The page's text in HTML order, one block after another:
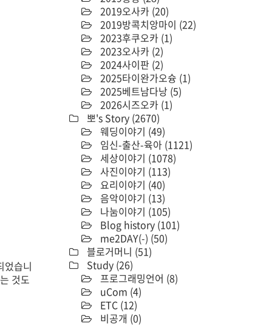
었습니
것도
2019오사카 (20)
2019방콕치앙마이 (22)
2023후쿠오카 (1)
2023오사카 (2)
2024사이판 (2)
2025타이완가오슝 (1)
2025베트남다낭 (5)
2026시즈오카 (1)
뽀's Story (2670)
웨딩이야기 (49)
임신-출산-육아 (1121)
세상이야기 (1078)
사진이야기 (113)
요리이야기 (40)
음악이야기 (13)
나눔이야기 (105)
Blog history (101)
me2DAY(-) (50)
블로거머니 (51)
Study (26)
프로그래밍언어 (8)
uCom (4)
ETC (12)
비공개 (0)